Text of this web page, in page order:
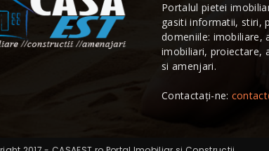
Portalul pietei
gasiti informatii, stiri,
domeniile: imobiliare,
imobiliari, proiectare,
si amenjari.
Contactați-ne: